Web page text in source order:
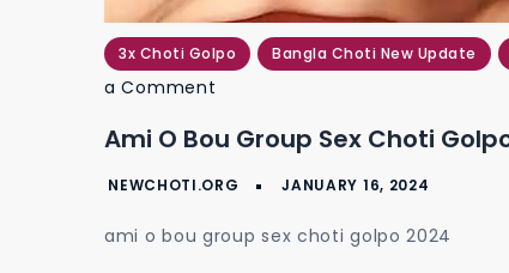
3x Choti Golpo Bangla Choti New Update
a Comment
o
bou
sex
Ami O Bou Group Sex Choti
ami o bou group sex choti golpo 2024